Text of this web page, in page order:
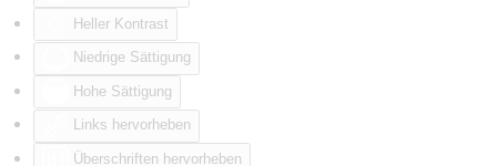
Heller Kontrast
Niedrige Sättigung
Hohe Sättigung
Links hervorheben
Überschriften hervorheben